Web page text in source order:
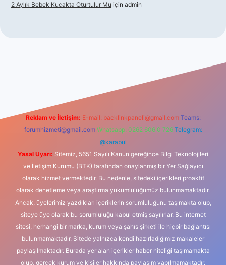
2 Aylık Bebek Kucakta Oturtulur Mu için admin
Reklam ve İletişim: E-mail: backlinkpaneli@gmail.com Teams:
forumhizmeti@gmail.com Whatsapp: 0262 606 0 726 Telegram:
@karabul
Yasal Uyarı: Sitemiz, 5651 Sayılı Kanun gereğince Bilgi Teknolojileri
ve İletişim Kurumu (BTK) tarafından onaylanmış bir Yer Sağlayıcı
olarak hizmet vermektedir. Bu nedenle, sitedeki içerikleri proaktif
olarak denetleme veya araştırma yükümlülüğümüz bulunmamaktadır.
Ancak, üyelerimiz yazdıkları içeriklerin sorumluluğunu taşımakta olup,
siteye üye olarak bu sorumluluğu kabul etmiş sayılırlar. Bu internet
sitesi, herhangi bir marka, kurum veya şahıs şirketi ile hiçbir bağlantısı
bulunmamaktadır. Sitede yalnızca kendi hazırladığımız makaleler
paylaşılmaktadır. Burada yer alan içerikler haber niteliği taşımamakta
olup, gerçek kurum ve kişiler hakkında paylaşım yapılmamaktadır.